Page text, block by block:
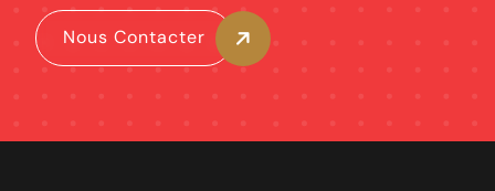
Nous Contacter